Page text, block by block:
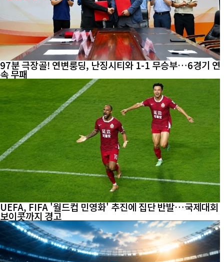
97분 극장골! 연변룽딩, 난징시티와 1-1 무승부…6경기 연
속 무패
UEFA, FIFA '월드컵 민영화' 추진에 집단 반발…국제대회
보이콧까지 경고